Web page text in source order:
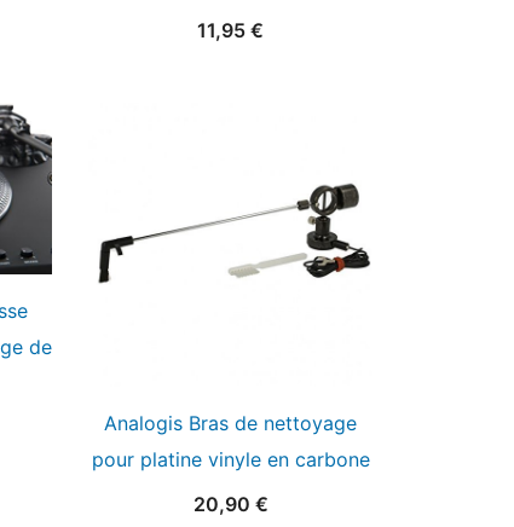
11,95 €
de
Analogis Bras de nettoyage
pour platine vinyle en carbone
20,90 €